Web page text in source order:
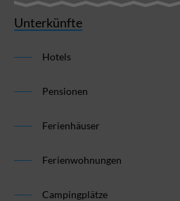
Unterkünfte
Hotels
Pensionen
Ferienhäuser
Ferienwohnungen
Campingplätze